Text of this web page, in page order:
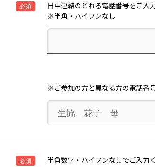
必須
日中連絡のとれる電話番号をご入
※半角・ハイフンなし
※ご参加の方と異なる方の電話番
必須 半角数字・ハイフンなしでご入力